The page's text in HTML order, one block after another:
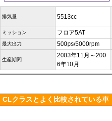
排気量 5513cc
ミッション フロア5AT
最大出力 500ps/5000rpm
生産期間
2003年11月～200
6年10月
CLクラスとよく比較されている車